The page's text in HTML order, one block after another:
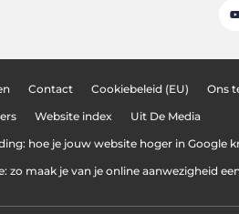
Contact Cookiebeleid (EU) Ons
Website index Uit De Media
hoe je jouw website hoger in Google
zo maak je van je online aanwezigheid